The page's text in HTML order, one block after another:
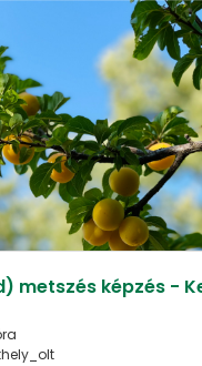
metszés képzés -